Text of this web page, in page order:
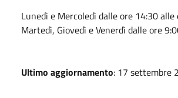
Lunedì e Mercoledì dalle ore 14:30
Martedì, Giovedì e Venerdì dalle ore
Ultimo aggiornamento: 17 settembre